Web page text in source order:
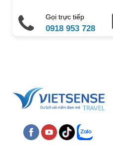
Điện thoại di động
Chú ý: Trường mang dấu (* )
Gọi trực tiếp
0918 953 728